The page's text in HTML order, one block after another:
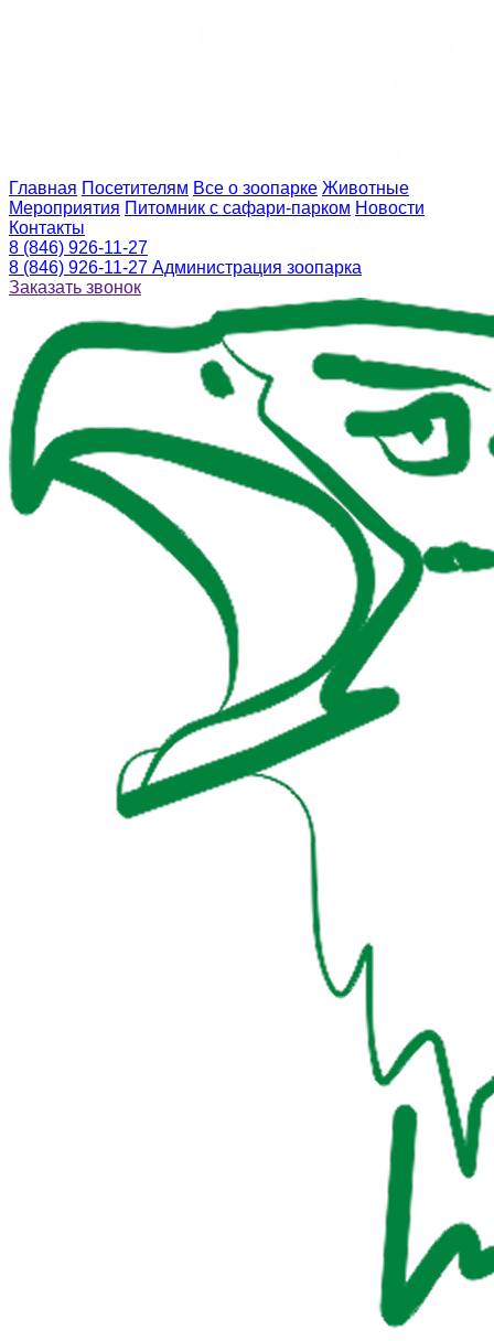
Главная Посетителям Все о зоопарке Животные
Мероприятия Питомник с сафари-парком Новости
Контакты
8 (846) 926-11-27
8 (846) 926-11-27 Администрация зоопарка
Заказать звонок